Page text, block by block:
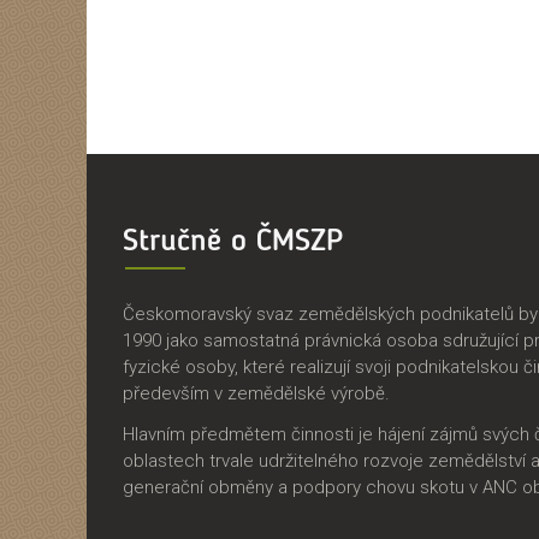
Stručně o ČMSZP
Českomoravský svaz zemědělských podnikatelů
1990 jako samostatná právnická osoba sdružující
fyzické osoby, které realizují svoji podnikatelskou
především v zemědělské výrobě.
Hlavním předmětem činnosti je hájení zájmů svých
oblastech trvale udržitelného rozvoje zemědělství
generační obměny a podpory chovu skotu v ANC